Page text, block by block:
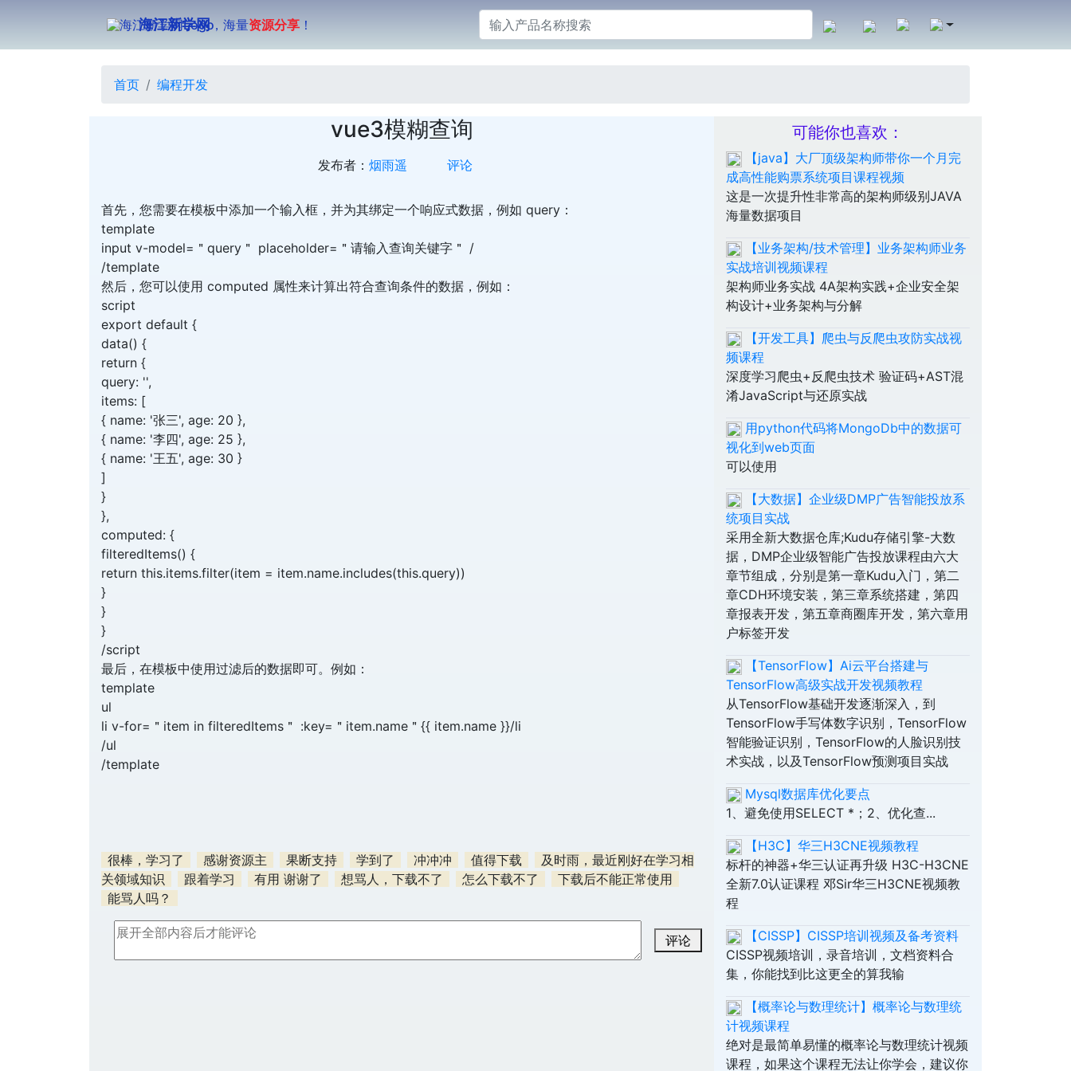
海江新学网，海量资源分享 ！
首页 编程开发
vue3模糊查询
发布者： 烟雨遥 评论
首先，您需要在模板中添加一个输入框，并为其绑定一个响应式数据，例如 query：
template
input v-model=＂query＂ placeholder=＂请输入查询关键字＂ /
/template
然后，您可以使用 computed 属性来计算出符合查询条件的数据，例如：
script
export default {
data() {
return {
query: '',
items: [
{ name: '张三', age: 20 },
{ name: '李四', age: 25 },
{ name: '王五', age: 30 }
]
}
},
computed: {
filteredItems() {
return this.items.filter(item = item.name.includes(this.query))
}
}
}
/script
最后，在模板中使用过滤后的数据即可。例如：
template
ul
li v-for=＂item in filteredItems＂ :key=＂item.name＂{{ item.name }}/li
/ul
/template
很棒，学习了 感谢资源主 果断支持 学到了 冲冲冲 值得下载
及时雨，最近刚好在学习相
关领域知识
跟着学习 有用 谢谢了 想骂人，下载不了 怎么下载不了
下载后不能正常使用
能骂人吗？
评论
可能你也喜欢：
【java】大厂顶级架构师带你一个月完
成高性能购票系统项目课程视频
这是一次提升性非常高的架构师级别JAVA
海量数据项目
【业务架构/技术管理】业务架构师业务
实战培训视频课程
架构师业务实战 4A架构实践+企业安全架
构设计+业务架构与分解
【开发工具】爬虫与反爬虫攻防实战视
频课程
深度学习爬虫+反爬虫技术 验证码+AST混
淆JavaScript与还原实战
用python代码将MongoDb中的数据可
视化到web页面
可以使用
【大数据】企业级DMP广告智能投放系
统项目实战
采用全新大数据仓库;Kudu存储引擎-大数
据，DMP企业级智能广告投放课程由六大
章节组成，分别是第一章Kudu入门，第二
章CDH环境安装，第三章系统搭建，第四
章报表开发，第五章商圈库开发，第六章用
户标签开发
【TensorFlow】Ai云平台搭建与
TensorFlow高级实战开发视频教程
从TensorFlow基础开发逐渐深入，到
TensorFlow手写体数字识别，TensorFlow
智能验证识别，TensorFlow的人脸识别技
术实战，以及TensorFlow预测项目实战
Mysql数据库优化要点
1、避免使用SELECT *；2、优化查...
【H3C】华三H3CNE视频教程
标杆的神器+华三认证再升级 H3C-H3CNE
全新7.0认证课程 邓Sir华三H3CNE视频教
程
【CISSP】CISSP培训视频及备考资料
CISSP视频培训，录音培训，文档资料合
集，你能找到比这更全的算我输
【概率论与数理统计】概率论与数理统
计视频课程
绝对是最简单易懂的概率论与数理统计视频
课程，如果这个课程无法让你学会，建议你